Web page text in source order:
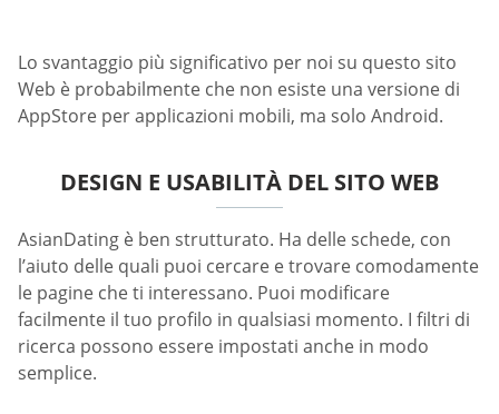
Lo svantaggio più significativo per noi su questo sito
Web è probabilmente che non esiste una versione di
AppStore per applicazioni mobili, ma solo Android.
DESIGN E USABILITÀ DEL SITO WEB
AsianDating è ben strutturato. Ha delle schede, con
l’aiuto delle quali puoi cercare e trovare comodamente
le pagine che ti interessano. Puoi modificare
facilmente il tuo profilo in qualsiasi momento. I filtri di
ricerca possono essere impostati anche in modo
semplice.